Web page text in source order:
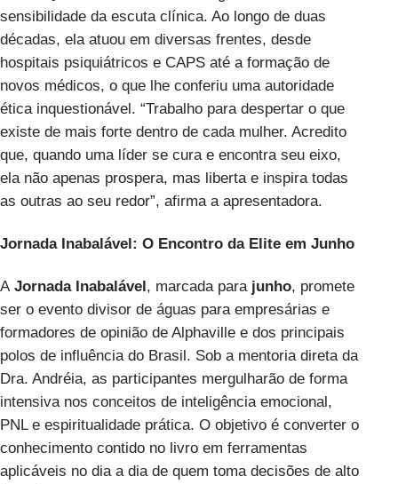
sensibilidade da escuta clínica. Ao longo de duas
décadas, ela atuou em diversas frentes, desde
hospitais psiquiátricos e CAPS até a formação de
novos médicos, o que lhe conferiu uma autoridade
ética inquestionável. “Trabalho para despertar o que
existe de mais forte dentro de cada mulher. Acredito
que, quando uma líder se cura e encontra seu eixo,
ela não apenas prospera, mas liberta e inspira todas
as outras ao seu redor”, afirma a apresentadora.
Jornada Inabalável: O Encontro da Elite em Junho
A Jornada Inabalável, marcada para junho, promete
ser o evento divisor de águas para empresárias e
formadores de opinião de Alphaville e dos principais
polos de influência do Brasil. Sob a mentoria direta da
Dra. Andréia, as participantes mergulharão de forma
intensiva nos conceitos de inteligência emocional,
PNL e espiritualidade prática. O objetivo é converter o
conhecimento contido no livro em ferramentas
aplicáveis no dia a dia de quem toma decisões de alto